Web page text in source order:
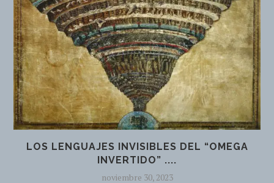
LOS LENGUAJES INVISIBLES DEL “OMEGA
INVERTIDO” ....
noviembre 30, 2023